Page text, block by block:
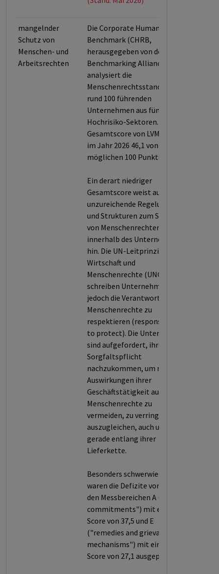
mangelnder
Schutz von
Menschen- und
Arbeitsrechten
Die Corporate Human Rights
Benchmark (CHRB,
herausgegeben von der World
Benchmarking Alliance)
analysiert die
Menschenrechtsstandards von
rund 100 führenden
Unternehmen aus fünf
Hochrisiko-Sektoren. Der
Gesamtscore von LVMH betrug
im Jahr 2026 46,1 von
möglichen 100 Punkten.
Ein derart niedriger
Gesamtscore weist auf
unzureichende Regelungen
und Strukturen zum Schutz
von Menschenrechten
innerhalb des Unternehmens
hin. Die UN-Leitprinzipien für
Wirtschaft und
Menschenrechte (UNGPs)
schreiben Unternehmen
jedoch die Verantwortung zu,
Menschenrechte zu
respektieren (responsibility
to protect). Die Unternehmen
sind aufgefordert, ihrer
Sorgfaltspflicht
nachzukommen, um negative
Auswirkungen ihrer
Geschäftstätigkeit auf
Menschenrechte zu
vermeiden, zu verringern oder
auszugleichen, auch und
gerade entlang ihrer
Lieferkette.
Besonders schwerwiegend
waren die Defizite von LVMH in
den Messbereichen A ("policy
commitments") mit einem
Score von 37,5 und E
("remedies and grievance
mechanisms") mit einem
Score von 27,1 ausgeprägt.